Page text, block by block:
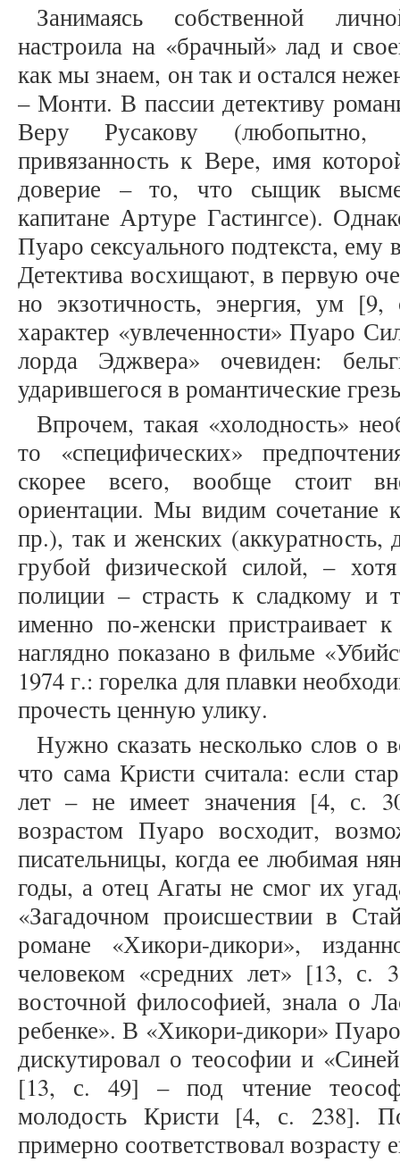
Занимаясь собственной
настроила на «брачный» лад и
как мы знаем, он так и остался
– Монти. В пассии детективу
Веру Русакову (любопытно,
привязанность к Вере, имя
доверие – то, что сыщик
капитане Артуре Гастингсе).
Пуаро сексуального подтекста, ему
Детектива восхищают, в первую
но экзотичность, энергия, ум
характер «увлеченности» Пуаро
лорда Эджвера» очевиден:
ударившегося в романтические
Впрочем, такая «холодность»
то «специфических»
скорее всего, вообще стоит
ориентации. Мы видим сочетание
пр.), так и женских (аккуратность,
грубой физической силой, –
полиции – страсть к сладкому
именно по-женски
наглядно показано в фильме
1974 г.: горелка для плавки
прочесть ценную улику.
Нужно сказать несколько слов о
что сама Кристи считала: если
лет – не имеет значения [4, с.
возрастом Пуаро восходит,
писательницы, когда ее любимая
годы, а отец Агаты не смог их
«Загадочном происшествии в
романе «Хикори-дикори»,
человеком «средних лет» [13, с.
восточной философией, знала о
ребенке». В «Хикори-дикори»
дискутировал о теософии и
[13, с. 49] – под чтение
молодость Кристи [4, с. 238].
примерно соответствовал возрасту